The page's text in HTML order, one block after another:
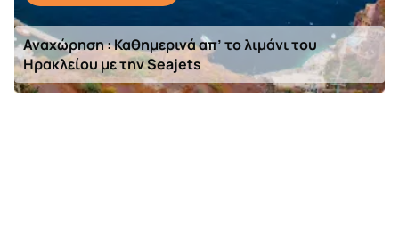
Αναχώρηση : Καθημερινά απ’ το λιμάνι του
Ηρακλείου με την Seajets